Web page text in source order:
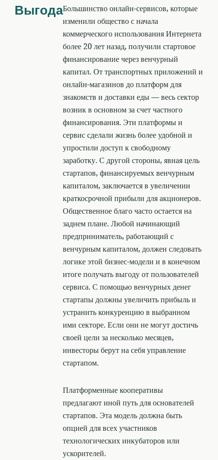
ВыгодаБольшинство онлайн-сервисов, которые
изменили общество с начала
коммерческого использования Интернета
более 20 лет назад, получили стартовое
финансирование через венчурный
капитал. От транспортных приложений и
онлайн-магазинов до платформ для
знакомств и доставки еды — весь сектор
возник в основном за счет частного
финансирования. Эти платформы и
сервис сделали жизнь более удобной и
упростили доступ к свободному
заработку. С другой стороны, явная цель
стартапов, финансируемых венчурным
капиталом, заключается в увеличении
краткосрочной прибыли для акционеров.
Общественное благо часто остается на
заднем плане. Любой начинающий
предприниматель, работающий с
венчурным капиталом, должен следовать
логике этой бизнес-модели и в конечном
итоге получать выгоду от пользователей
сервиса. С помощью венчурных денег
стартапы должны увеличить прибыль и
устранить конкуренцию в выбранном
ими секторе. Если они не могут достичь
своей цели за несколько месяцев,
инвесторы берут на себя управление
стартапом.
Платформенные кооперативы
предлагают иной путь для основателей
стартапов. Эта модель должна быть
опцией для всех участников
технологических инкубаторов или
ускорителей.